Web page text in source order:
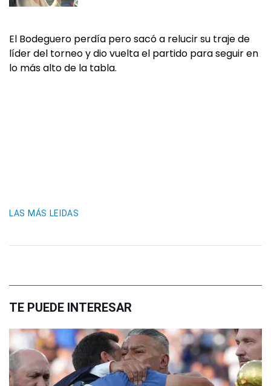
El Bodeguero perdía pero sacó a relucir su traje de
líder del torneo y dio vuelta el partido para seguir en
lo más alto de la tabla.
LAS MÁS LEIDAS
TE PUEDE INTERESAR